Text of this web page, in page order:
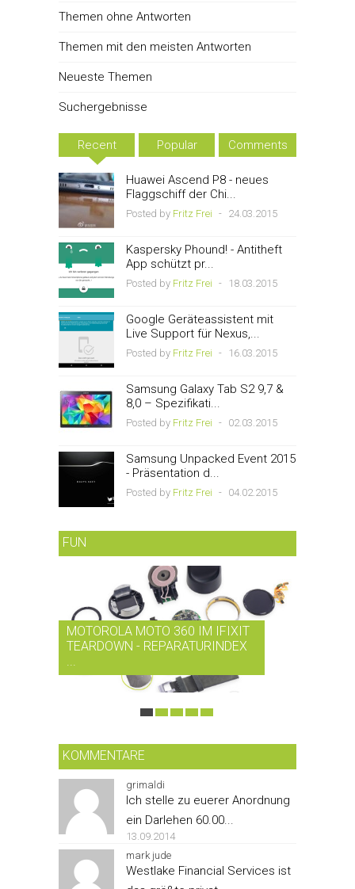
Themen ohne Antworten
Themen mit den meisten Antworten
Neueste Themen
Suchergebnisse
Recent Popular Comments
Huawei Ascend P8 - neues
Flaggschiff der Chi...
Posted by Fritz Frei - 24.03.2015
Kaspersky Phound! - Antitheft
App schützt pr...
Posted by Fritz Frei - 18.03.2015
Google Geräteassistent mit
Live Support für Nexus,...
Posted by Fritz Frei - 16.03.2015
Samsung Galaxy Tab S2 9,7 &
8,0 – Spezifikati...
Posted by Fritz Frei - 02.03.2015
Samsung Unpacked Event 2015
- Präsentation d...
Posted by Fritz Frei - 04.02.2015
FUN
MOTOROLA MOTO 360 IM IFIXIT
TEARDOWN - REPARATURINDEX
KOMMENTARE
grimaldi
Ich stelle zu euerer Anordnung
ein Darlehen 60.00...
13.09.2014
mark jude
Westlake Financial Services ist